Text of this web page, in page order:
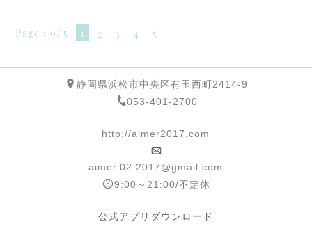
Page 1 of 5 1 2 3 4 5
静岡県浜松市中央区有玉西町2414-9
053-401-2700
http://aimer2017.com
aimer.02.2017@gmail.com
9:00～21:00/不定休
公式アプリダウンロード